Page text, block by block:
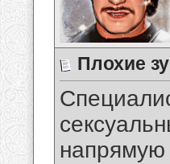
Плохие
напрямую